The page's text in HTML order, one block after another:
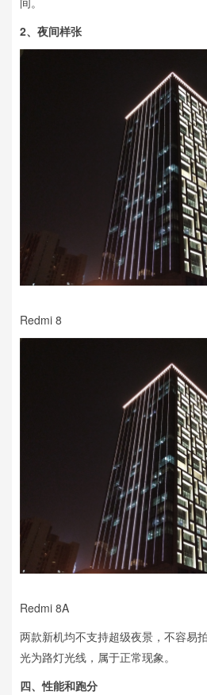
2、 夜间样张
Redmi 8
Redmi 8A
两款新机均不支持超级夜景，不容易
光为路灯光线，属于正常现象。
四、性能和跑分